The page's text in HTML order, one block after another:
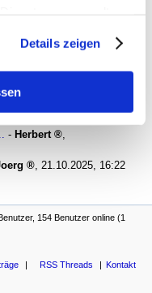
Details zeigen
tribuna precaută a
-Heidelberg,
- Herbert
21.10.2025, 16:22
154 Benutzer online (1
RSS Threads Kontakt